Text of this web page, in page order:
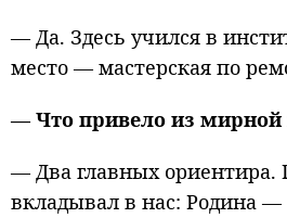
— Да. Здесь учился в
место — мастерская по
— Что привело из мирной
— Два главных ориентира.
вкладывал в нас: Родина